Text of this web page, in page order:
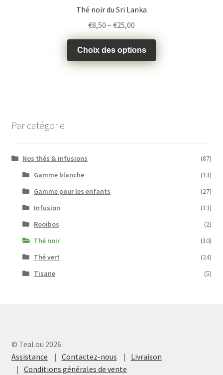
Thé noir du Sri Lanka
€8,50 – €25,00
Choix des options
Par catégorie
Nos thés & infusions
(87)
Gamme blanche
(13)
Gamme pour les enfants
(27)
Infusion
(13)
Rooibos
(2)
Thé noir
(10)
Thé vert
(24)
Tisane
(5)
© TeaLou 2026
Assistance
Contactez-nous
Livraison
Conditions générales de vente